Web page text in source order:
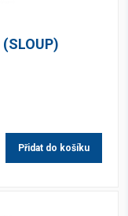
Přidat do košíku